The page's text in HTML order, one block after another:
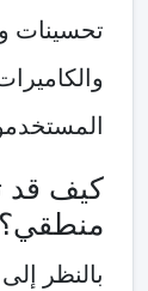
تحسينات
كيف قد
منطقي؟
بالنظر